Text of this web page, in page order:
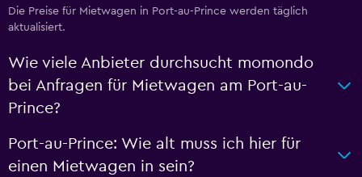
Die Preise für Mietwagen in Port-au-Prince werden täglich
aktualisiert.
Wie viele Anbieter durchsucht momondo
bei Anfragen für Mietwagen am Port-au-
Prince?
Port-au-Prince: Wie alt muss ich hier für
einen Mietwagen in sein?